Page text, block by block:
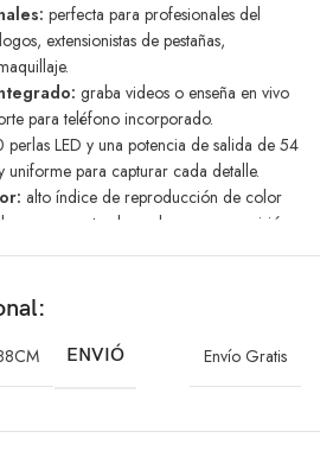
perfecta para profesionales del
extensionistas de pestañas,
graba videos o enseña en vivo
para teléfono incorporado.
perlas LED y una potencia de salida de 54
para capturar cada detalle.
alto índice de reproducción de color
representen los colores con precisión.
de luz desmontables te permiten ajustar la
a cualquier lugar gracias a su diseño
ENVIÓ Envío Gratis